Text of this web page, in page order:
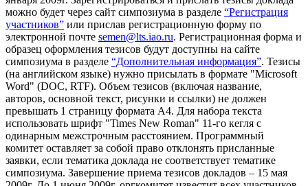
можно будет через сайт симпозиума в разделе “Регистрация
участников” или прислав регистрационную форму по
электронной почте semen@lts.iao.ru. Регистрационная форма и
образец оформления тезисов будут доступны на сайте
симпозиума в разделе “Дополнительная информация”. Тезисы
(на английском языке) нужно присылать в формате "Microsoft
Word" (DOC, RTF). Объем тезисов (включая название,
авторов, основной текст, рисунки и ссылки) не должен
превышать 1 страницу формата А4. Для набора текста
использовать шрифт "Times New Roman" 11-го кегля с
одинарным межстрочным расстоянием. Программный
комитет оставляет за собой право отклонять присланные
заявки, если тематика доклада не соответствует тематике
симпозиума. Завершение приема тезисов докладов – 15 мая